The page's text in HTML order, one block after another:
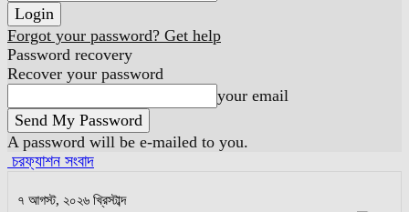
Forgot your password? Get help
Password recovery
Recover your password
your email
A password will be e-mailed to you.
চরফ্যাশন সংবাদ
৭ আগস্ট, ২০২৬ খ্রিস্টাব্দ